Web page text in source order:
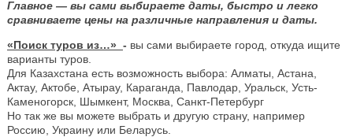
Главное — вы сами выбираете даты, быстро и легко
сравниваете цены на различные направления и даты.
«Поиск туров из…» - вы сами выбираете город, откуда ищите
варианты туров.
Для Казахстана есть возможность выбора: Алматы, Астана,
Актау, Актобе, Атырау, Караганда, Павлодар, Уральск, Усть-
Каменогорск, Шымкент, Москва, Санкт-Петербург
Но так же вы можете выбрать и другую страну, например
Россию, Украину или Беларусь.